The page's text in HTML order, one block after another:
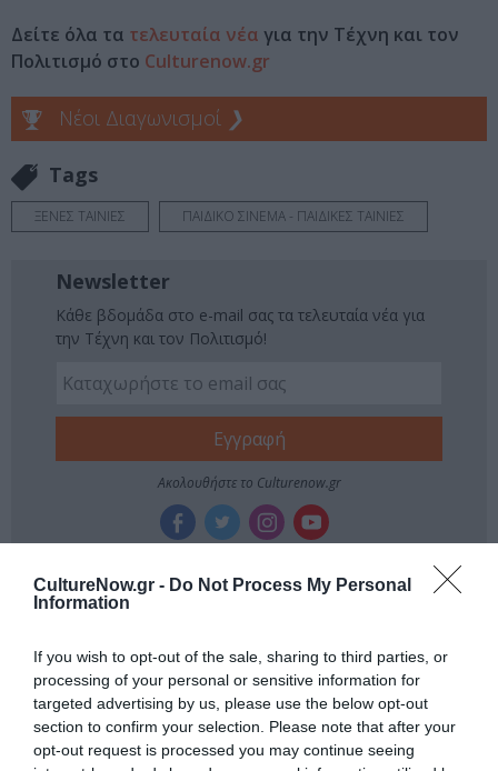
CultureNow.gr - Do Not Process My Personal
Information
If you wish to opt-out of the sale, sharing to third parties, or
processing of your personal or sensitive information for
targeted advertising by us, please use the below opt-out
section to confirm your selection. Please note that after your
opt-out request is processed you may continue seeing
Δείτε όλα τα τελευταία νέα για την Τέχνη και τον
Πολιτισμό στο Culturenow.gr
Νέοι Διαγωνισμοί ❯
Tags
ΞΕΝΕΣ ΤΑΙΝΙΕΣ ΠΑΙΔΙΚΟ ΣΙΝΕΜΑ - ΠΑΙΔΙΚΕΣ ΤΑΙΝΙΕΣ
Newsletter
Κάθε βδομάδα στο e-mail σας τα τελευταία νέα για
την Τέχνη και τον Πολιτισμό!
Ακολουθήστε το Culturenow.gr